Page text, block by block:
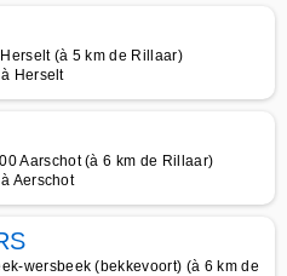
(à 5 km de Rillaar)
Herselt
Aarschot (à 6 km de Rillaar)
Aerschot
wersbeek (bekkevoort) (à 6 km de